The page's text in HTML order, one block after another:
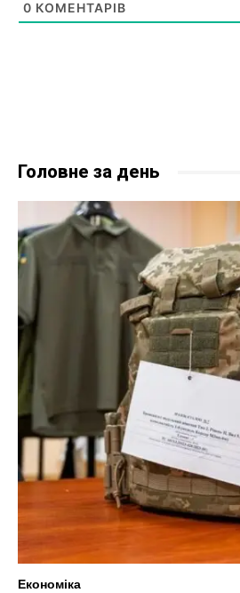
0 КОМЕНТАРІВ
Головне за день
Економіка